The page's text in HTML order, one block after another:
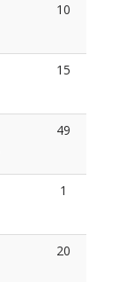
10
15
49
1
20